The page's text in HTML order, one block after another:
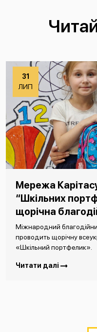
31
ЛИП
Мережа
“Шкільних
щорічна
Міжнародний
проводить щорічну
«Шкільний портфелик».
Читати далі